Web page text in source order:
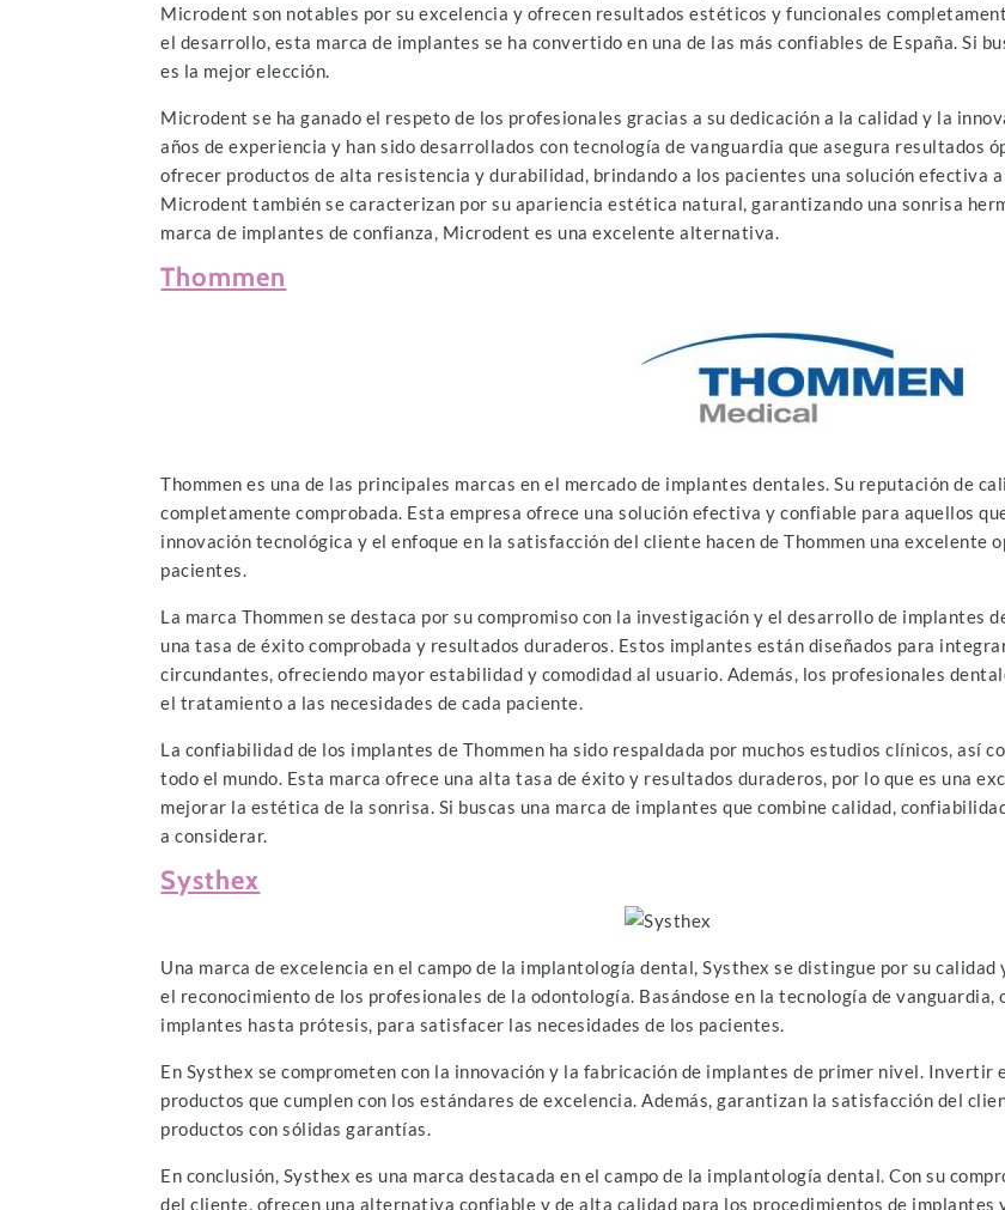
Microdent son notables por su excelencia y ofrecen resultados estéticos y funcionales
el desarrollo, esta marca de implantes se ha convertido en una de las más confiables de España. Si
es la mejor elección.
Microdent se ha ganado el respeto de los profesionales gracias a su dedicación a la calidad y la
años de experiencia y han sido desarrollados con tecnología de vanguardia que asegura resultados
ofrecer productos de alta resistencia y durabilidad, brindando a los pacientes una solución efectiva
Microdent también se caracterizan por su apariencia estética natural, garantizando una sonrisa
marca de implantes de confianza, Microdent es una excelente alternativa.
Thommen
Thommen es una de las principales marcas en el mercado de implantes dentales. Su reputación de
completamente comprobada. Esta empresa ofrece una solución efectiva y confiable para aquellos
innovación tecnológica y el enfoque en la satisfacción del cliente hacen de Thommen una excelente
pacientes.
La marca Thommen se destaca por su compromiso con la investigación y el desarrollo de implantes
una tasa de éxito comprobada y resultados duraderos. Estos implantes están diseñados para
circundantes, ofreciendo mayor estabilidad y comodidad al usuario. Además, los profesionales
el tratamiento a las necesidades de cada paciente.
La confiabilidad de los implantes de Thommen ha sido respaldada por muchos estudios clínicos, así
todo el mundo. Esta marca ofrece una alta tasa de éxito y resultados duraderos, por lo que es una
mejorar la estética de la sonrisa. Si buscas una marca de implantes que combine calidad,
a considerar.
Systhex
Una marca de excelencia en el campo de la implantología dental, Systhex se distingue por su
el reconocimiento de los profesionales de la odontología. Basándose en la tecnología de
implantes hasta prótesis, para satisfacer las necesidades de los pacientes.
En Systhex se comprometen con la innovación y la fabricación de implantes de primer nivel.
productos que cumplen con los estándares de excelencia. Además, garantizan la satisfacción del
productos con sólidas garantías.
En conclusión, Systhex es una marca destacada en el campo de la implantología dental. Con su
del cliente, ofrecen una alternativa confiable y de alta calidad para los procedimientos de implantes